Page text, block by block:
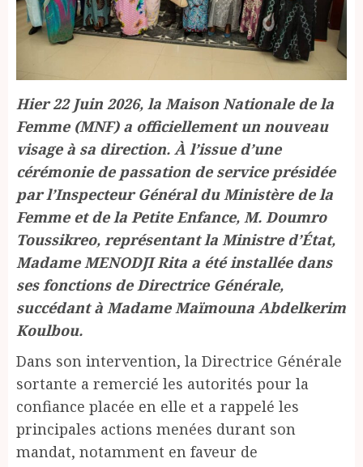
Hier 22 Juin 2026, la Maison Nationale de la
Femme (MNF) a officiellement un nouveau
visage à sa direction. À l’issue d’une
cérémonie de passation de service présidée
par l’Inspecteur Général du Ministère de la
Femme et de la Petite Enfance, M. Doumro
Toussikreo, représentant la Ministre d’État,
Madame MENODJI Rita a été installée dans
ses fonctions de Directrice Générale,
succédant à Madame Maïmouna Abdelkerim
Koulbou.
Dans son intervention, la Directrice Générale
sortante a remercié les autorités pour la
confiance placée en elle et a rappelé les
principales actions menées durant son
mandat, notamment en faveur de